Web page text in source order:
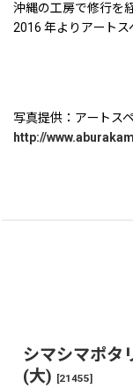
沖縄の工房で修行を
2016 年よりアートス
写真提供：アートス
http://
シマシマポ
(大) [21455]